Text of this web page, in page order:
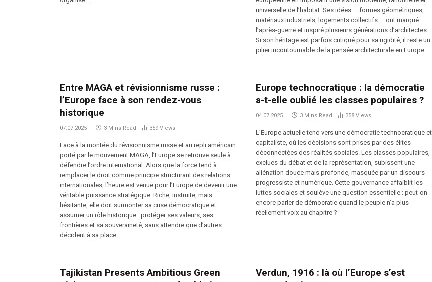
universelle de l’habitat. Ses idées — formes géométriques,
matériaux industriels, logements collectifs — ont marqué
l’après-guerre et inspiré plusieurs générations d’architectes.
Si son héritage est parfois critiqué pour sa rigidité, il reste un
pilier incontournable de la pensée architecturale en Europe.
Entre MAGA et révisionnisme russe :
l’Europe face à son rendez-vous
historique
07.07.2025 3 Mins Read 359 Views
Face à la montée du révisionnisme russe et au repli américain
porté par le mouvement MAGA, l’Europe se retrouve seule à
défendre l’ordre international. Alors que la force tend à
remplacer le droit comme principe structurant des relations
internationales, l’heure est venue pour l’Europe de devenir une
véritable puissance stratégique. Riche, instruite, mais
hésitante, elle doit surmonter sa crise démocratique et
assumer un rôle historique : protéger ses valeurs, ses
frontières et sa souveraineté, sans attendre que d’autres
décident à sa place.
Europe technocratique : la démocratie
a-t-elle oublié les classes populaires ?
04.07.2025 3 Mins Read 358 Views
L’Europe actuelle tend vers une démocratie technocratique et
capitaliste, où les décisions sont prises par des élites
déconnectées des réalités sociales. Les classes populaires,
exclues du débat et de la représentation, subissent une
aliénation douce mais profonde, masquée par un discours
progressiste et numérique. Cette gouvernance affaiblit les
luttes sociales et soulève une question essentielle : peut-on
encore parler de démocratie quand le peuple n’a plus
réellement voix au chapitre ?
Tajikistan Presents Ambitious Green
Verdun, 1916 : là où l’Europe s’est